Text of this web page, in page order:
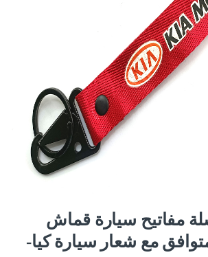
مفاتيح سيارة قماش
مع شعار سيارة كيا-